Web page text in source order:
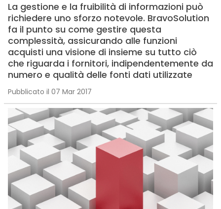
La gestione e la fruibilità di informazioni può
richiedere uno sforzo notevole. BravoSolution
fa il punto su come gestire questa
complessità, assicurando alle funzioni
acquisti una visione di insieme su tutto ciò
che riguarda i fornitori, indipendentemente da
numero e qualità delle fonti dati utilizzate
Pubblicato il 07 Mar 2017